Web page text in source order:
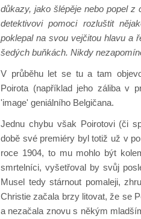
důkazy, jako šlépěje nebo popel
detektivovi pomoci rozluštit
poklepal na svou vejčitou hlavu a
šedých buňkách. Nikdy
V průběhu let se tu a tam
Poirota (například jeho záliba v
'image' geniálního Belgičana.
Jednu chybu však Poirotovi (či
době své premiéry byl totiž už v
roce 1904, to mu mohlo být
smrtelníci, vyšetřoval by svůj
Musel tedy stárnout pomaleji,
Christie začala brzy litovat, že se
a nezačala znovu s někým